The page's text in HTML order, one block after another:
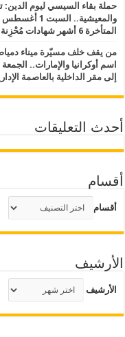
حملة بقاء السيسي ليوم الدين:
المتأخرة 6 أشهر شهادات مُحْزِنة لأصحاب المعاشات والعيش على الكفاف
من يقف خلف مسيّرة ميناء
إلى مقر الداخلية بالعاصمة
أحدث التعليقات
أقسام
أقسام
الأرشيف
الأرشيف